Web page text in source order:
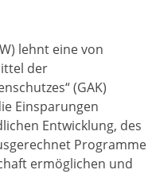
lehnt eine von
der
(GAK)
Einsparungen
Entwicklung, des
Programme
ermöglichen und